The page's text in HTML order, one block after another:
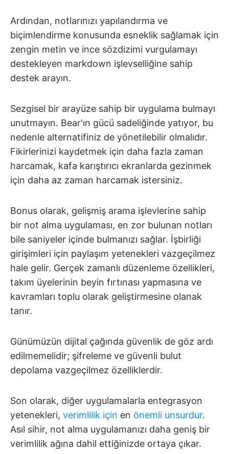
Ardından, notlarınızı yapılandırma ve
biçimlendirme konusunda esneklik sağlamak için
zengin metin ve ince sözdizimi vurgulamayı
destekleyen markdown işlevselliğine sahip
destek arayın.
Sezgisel bir arayüze sahip bir uygulama bulmayı
unutmayın. Bear'ın gücü sadeliğinde yatıyor, bu
nedenle alternatifiniz de yönetilebilir olmalıdır.
Fikirlerinizi kaydetmek için daha fazla zaman
harcamak, kafa karıştırıcı ekranlarda gezinmek
için daha az zaman harcamak istersiniz.
Bonus olarak, gelişmiş arama işlevlerine sahip
bir not alma uygulaması, en zor bulunan notları
bile saniyeler içinde bulmanızı sağlar. İşbirliği
girişimleri için paylaşım yetenekleri vazgeçilmez
hale gelir. Gerçek zamanlı düzenleme özellikleri,
takım üyelerinin beyin fırtınası yapmasına ve
kavramları toplu olarak geliştirmesine olanak
tanır.
Günümüzün dijital çağında güvenlik de göz ardı
edilmemelidir; şifreleme ve güvenli bulut
depolama vazgeçilmez özelliklerdir.
Son olarak, diğer uygulamalarla entegrasyon
yetenekleri, verimlilik için en önemli unsurdur.
Asıl sihir, not alma uygulamanızı daha geniş bir
verimlilik ağına dahil ettiğinizde ortaya çıkar.